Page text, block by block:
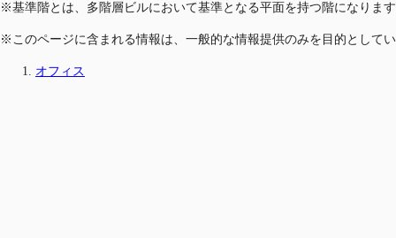
※基準階とは、多階層ビルにおいて基準となる平面を持つ階になりま
※このページに含まれる情報は、一般的な情報提供のみを目的として
オフィス